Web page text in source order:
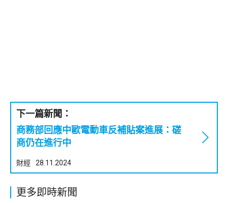
下一篇新聞：
商務部回應中歐電動車反補貼案進展：磋
商仍在進行中
財經 28.11.2024
更多即時新聞